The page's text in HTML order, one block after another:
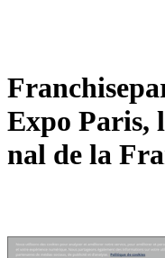
Expo Paris,
nal de la